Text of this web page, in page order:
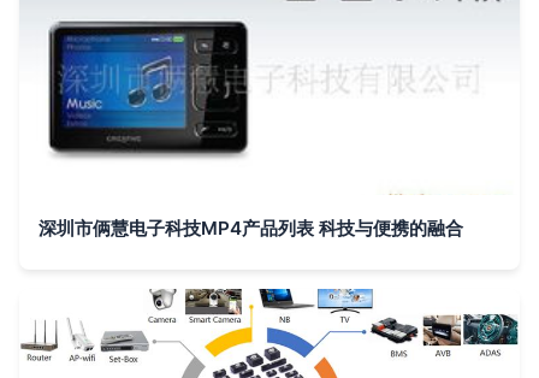
深圳市俩慧电子科技MP4产品列表 科技与便携的融合